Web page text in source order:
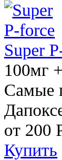
Super
100мг
Самые
от 200
Купить